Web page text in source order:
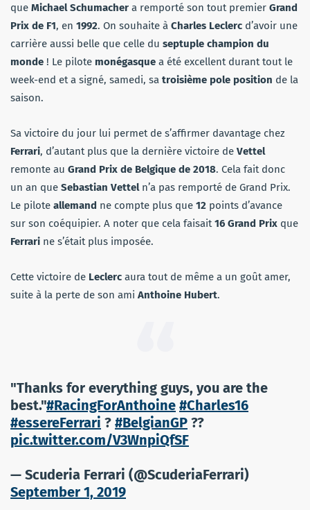
que Michael Schumacher a remporté son tout premier Grand
Prix de F1, en 1992. On souhaite à Charles Leclerc d’avoir une
carrière aussi belle que celle du septuple champion du
monde ! Le pilote monégasque a été excellent durant tout le
week-end et a signé, samedi, sa troisième pole position de la
saison.
Sa victoire du jour lui permet de s’affirmer davantage chez
Ferrari, d’autant plus que la dernière victoire de Vettel
remonte au Grand Prix de Belgique de 2018. Cela fait donc
un an que Sebastian Vettel n’a pas remporté de Grand Prix.
Le pilote allemand ne compte plus que 12 points d’avance
sur son coéquipier. A noter que cela faisait16 Grand Prix que
Ferrari ne s’était plus imposée.
Cette victoire de Leclerc aura tout de même a un goût amer,
suite à la perte de son ami Anthoine Hubert.
"Thanks for everything guys, you are the
best."#RacingForAnthoine #Charles16
#essereFerrari ? #BelgianGP ??
pic.twitter.com/V3WnpiQfSF
— Scuderia Ferrari (@ScuderiaFerrari)
September 1, 2019